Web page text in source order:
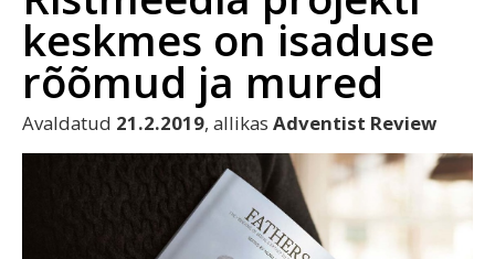
Vaata veel
Logi sisse või registreeru
keskmes on isaduse
rõõmud ja mured
Avaldatud 21.2.2019, allikas Adventist Review